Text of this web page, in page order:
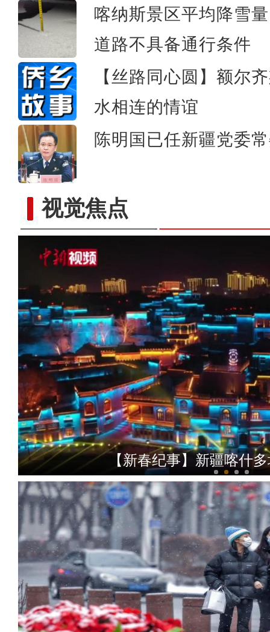
喀纳斯景区平均降雪
道路不具备通行条件
【丝路同心圆】额尔
水相连的情谊
陈明国已任新疆党委
视觉焦点【新春纪事】变脸、民族舞
【新春纪事】新疆喀什